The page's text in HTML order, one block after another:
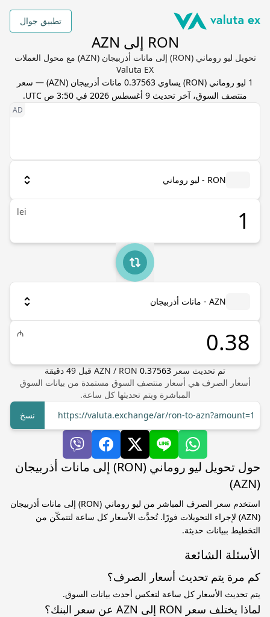
تطبيق جوال
RON إلى AZN
تحويل ليو روماني (RON) إلى مانات أذربيجان (AZN) مع محول العملات
Valuta EX
1 ليو روماني (
RON) يساوي 0.37563 مانات أذربيجان (
AZN) — سعر
منتصف السوق، آخر تحديث 9 أغسطس 2026 في 3:50 ص UTC .
RON - ليو روماني
lei
AZN - مانات أذربيجان
₼
تم تحديث سعر AZN / RON 0.37563 قبل 49 دقيقة
أسعار الصرف هي أسعار منتصف السوق مستمدة من بيانات السوق
المباشرة ويتم تحديثها كل ساعة.
https://valuta.exchange/ar/ron-to-azn?amount=1
نسخ
حول تحويل ليو روماني (RON) إلى مانات أذربيجان
(AZN)
استخدم سعر الصرف المباشر من ليو روماني (RON) إلى مانات أذربيجان
(AZN) لإجراء التحويلات فورًا. تُحدَّث الأسعار كل ساعة لتتمكّن من
التخطيط ببيانات حديثة.
الأسئلة الشائعة
كم مرة يتم تحديث أسعار الصرف؟
يتم تحديث الأسعار كل ساعة لتعكس أحدث بيانات السوق.
لماذا يختلف سعر RON إلى AZN عن سعر البنك؟